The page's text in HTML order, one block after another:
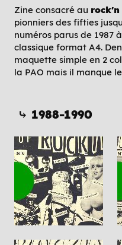
Zine consacré au
pionniers des fifties
numéros parus de 1987
classique format A4.
maquette simple en 2
la PAO mais il manque
⤷ 1988-1990